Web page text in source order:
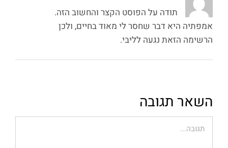
תודה על הפוסט הקצר והחשוב הזה.
אמפתיה היא דבר שחסר לי מאוד בחיים, ולכן
הרשימה הזאת נגעה לליבי.
השאר תגובה